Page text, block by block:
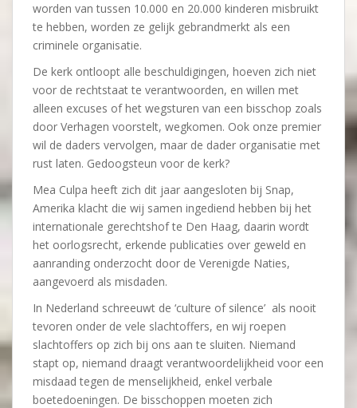
worden van tussen 10.000 en 20.000 kinderen misbruikt
te hebben, worden ze gelijk gebrandmerkt als een
criminele organisatie.
De kerk ontloopt alle beschuldigingen, hoeven zich niet
voor de rechtstaat te verantwoorden, en willen met
alleen excuses of het wegsturen van een bisschop zoals
door Verhagen voorstelt, wegkomen. Ook onze premier
wil de daders vervolgen, maar de dader organisatie met
rust laten. Gedoogsteun voor de kerk?
Mea Culpa heeft zich dit jaar aangesloten bij Snap,
Amerika klacht die wij samen ingediend hebben bij het
internationale gerechtshof te Den Haag, daarin wordt
het oorlogsrecht, erkende publicaties over geweld en
aanranding onderzocht door de Verenigde Naties,
aangevoerd als misdaden.
In Nederland schreeuwt de ‘culture of silence’ als nooit
tevoren onder de vele slachtoffers, en wij roepen
slachtoffers op zich bij ons aan te sluiten. Niemand
stapt op, niemand draagt verantwoordelijkheid voor een
misdaad tegen de menselijkheid, enkel verbale
boetedoeningen. De bisschoppen moeten zich